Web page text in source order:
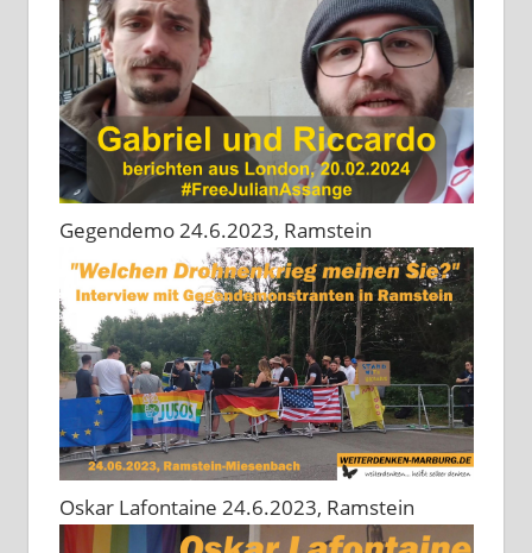
Gegendemo 24.6.2023, Ramstein
Oskar Lafontaine 24.6.2023, Ramstein